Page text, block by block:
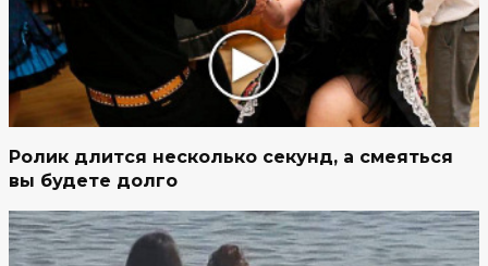
Ролик длится несколько секунд, а смеяться
вы будете долго